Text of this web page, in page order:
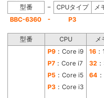
型番 − CPUタイプ メ
BBC-6360
- P3
型番 CPU メ
P9 ：Core i9 16
P7 ：Core i7 32
P5 ：Core i5 64
P3 ：Core i3